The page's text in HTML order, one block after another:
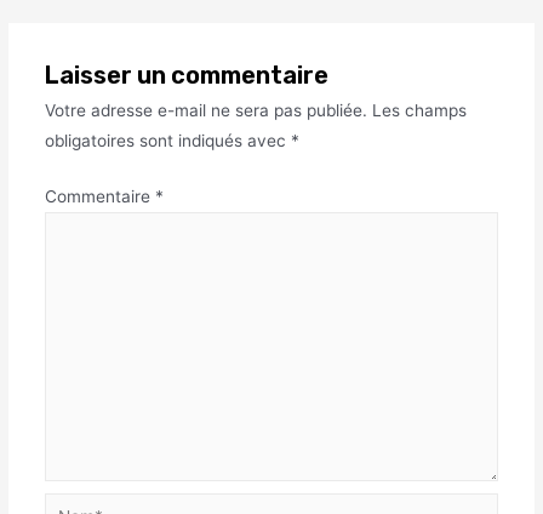
Laisser un commentaire
Votre adresse e-mail ne sera pas publiée. Les champs
obligatoires sont indiqués avec *
Commentaire *